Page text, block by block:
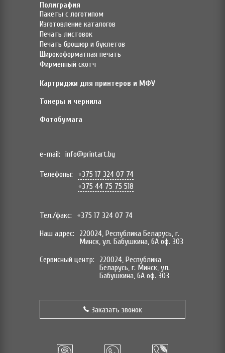
Полиграфия
Пакеты с логотипом
Изготовление каталогов
Печать листовок
Печать брошюр и буклетов
Широкоформатная печать
Фирменный скотч
Картриджи для принтеров и МФУ
Тонеры и чернила
Фотобумага
e-mail: info@printart.by
Телефоны:
+375 17 324 07 74
+375 44 75 75 518
Тел./факс:
+375 17 324 07 74
Наш адрес:
220024, Республика Беларусь, г.
Минск, ул. Бабушкина, 6А оф. 303
Сервисный центр:
220024, Республика
Беларусь, г. Минск, ул.
Бабушкина, 6А оф. 303
Заказать звонок